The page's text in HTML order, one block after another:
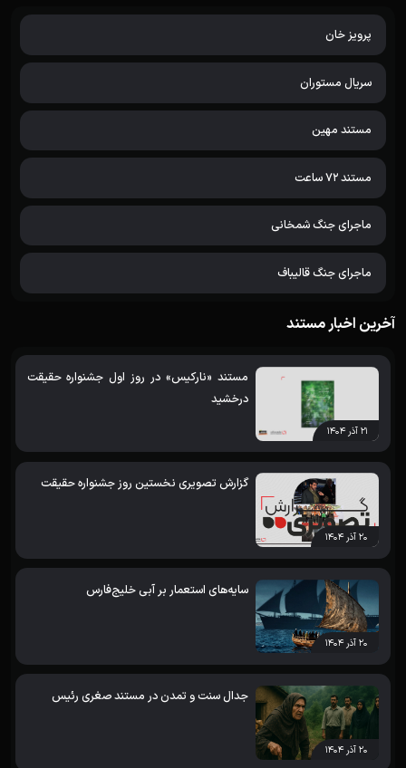
پرویز خان
سریال مستوران
مستند مهین
مستند 72 ساعت
ماجرای جنگ شمخانی
ماجرای جنگ قالیباف
آخرین اخبار مستند
۲۱ آذر ۱۴۰۴
مستند «نارکیس» در روز اول جشنواره حقیقت
درخشید
۲۰ آذر ۱۴۰۴
گزارش تصویری نخستین روز جشنواره حقیقت
۲۰ آذر ۱۴۰۴
سایه‌های استعمار بر آبی خلیج‌فارس
۲۰ آذر ۱۴۰۴
جدال سنت و تمدن در مستند صغری رئیس